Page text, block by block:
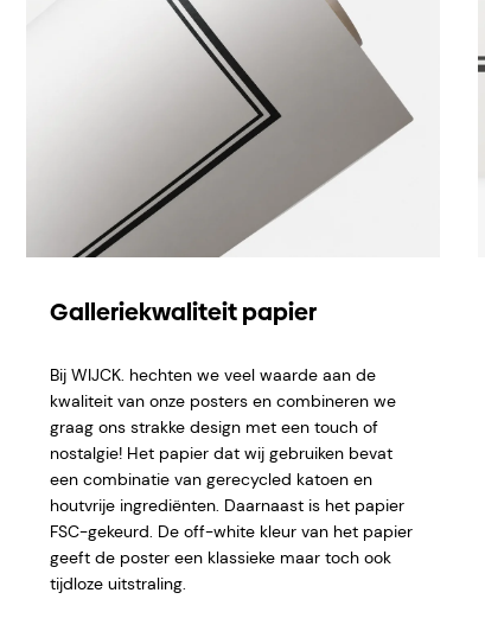
Galleriekwaliteit papier
Bij WIJCK. hechten we veel waarde aan de
kwaliteit van onze posters en combineren we
graag ons strakke design met een touch of
nostalgie! Het papier dat wij gebruiken bevat
een combinatie van gerecycled katoen en
houtvrije ingrediënten. Daarnaast is het papier
FSC-gekeurd. De off-white kleur van het papier
geeft de poster een klassieke maar toch ook
tijdloze uitstraling.